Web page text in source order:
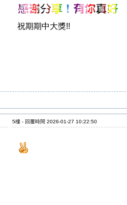
祝期期中大獎!!
5樓 - 回覆時間 2026-01-27 10:22:50